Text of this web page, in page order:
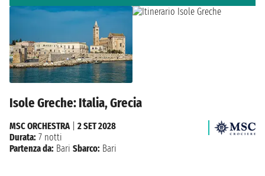
Isole Greche: Italia, Grecia
MSC ORCHESTRA| 2 SET 2028
Durata: 7 notti
Partenza da: Bari Sbarco: Bari